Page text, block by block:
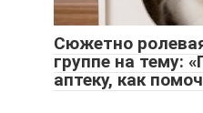
Сюжетно
группе на тему:
аптеку, как